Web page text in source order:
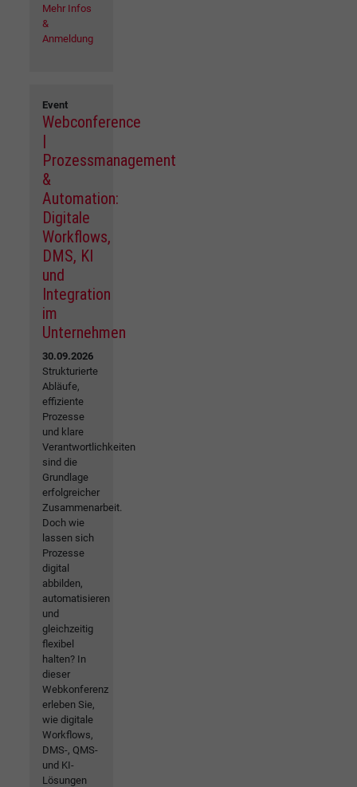
Mehr Infos
&
Anmeldung
Event
Webconference
|
Prozessmanagement
&
Automation:
Digitale
Workflows,
DMS, KI
und
Integration
im
Unternehmen
30.09.2026
Strukturierte
Abläufe,
effiziente
Prozesse
und klare
Verantwortlichkeiten
sind die
Grundlage
erfolgreicher
Zusammenarbeit.
Doch wie
lassen sich
Prozesse
digital
abbilden,
automatisieren
und
gleichzeitig
flexibel
halten? In
dieser
Webkonferenz
erleben Sie,
wie digitale
Workflows,
DMS-, QMS-
und KI-
Lösungen